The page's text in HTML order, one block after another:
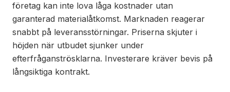
företag kan inte lova låga kostnader utan
garanterad materialåtkomst. Marknaden reagerar
snabbt på leveransstörningar. Priserna skjuter i
höjden när utbudet sjunker under
efterfråganströsklarna. Investerare kräver bevis på
långsiktiga kontrakt.